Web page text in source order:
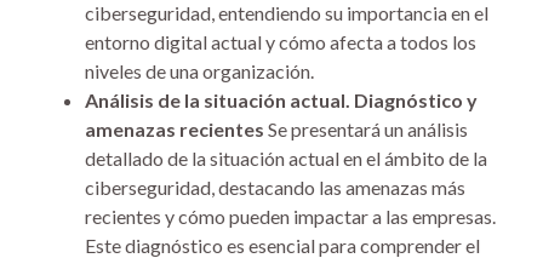
ciberseguridad, entendiendo su importancia en el
entorno digital actual y cómo afecta a todos los
niveles de una organización.
Análisis de la situación actual. Diagnóstico y
amenazas recientes Se presentará un análisis
detallado de la situación actual en el ámbito de la
ciberseguridad, destacando las amenazas más
recientes y cómo pueden impactar a las empresas.
Este diagnóstico es esencial para comprender el